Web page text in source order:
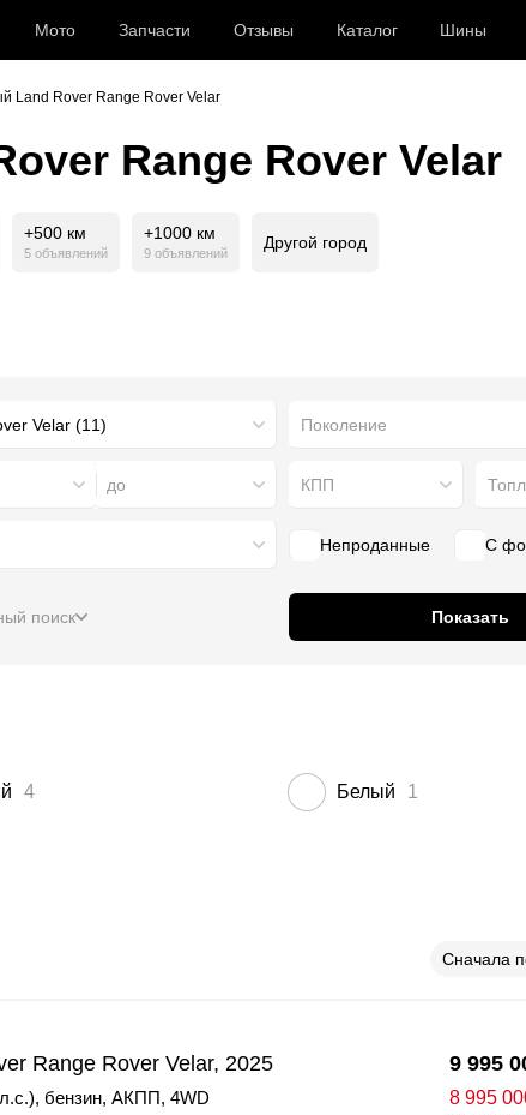
Мото Запчасти Отзывы Каталог Шины
Land Rover Range Rover Velar
Range Rover Velar
+500 км
5 объявлений
+1000 км
9 объявлений
Другой город
Поколение
до КПП
Непроданные С
поиск Показать
4 Белый 1
Сначала
Range Rover Velar, 2025
, бензин, АКПП, 4WD
9 995
8 995